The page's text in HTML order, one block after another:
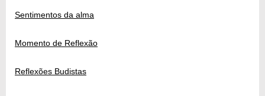
Sentimentos da alma
Momento de Reflexão
Reflexões Budistas